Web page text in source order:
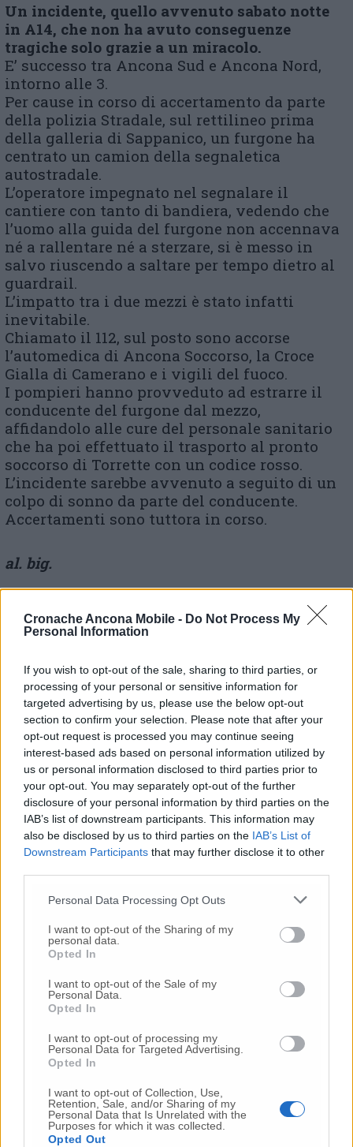
Cronache Ancona Mobile - Do Not Process My
Personal Information
If you wish to opt-out of the sale, sharing to third parties, or
processing of your personal or sensitive information for
targeted advertising by us, please use the below opt-out
section to confirm your selection. Please note that after your
opt-out request is processed you may continue seeing
interest-based ads based on personal information utilized by
us or personal information disclosed to third parties prior to
your opt-out. You may separately opt-out of the further
disclosure of your personal information by third parties on the
IAB’s list of downstream participants. This information may
also be disclosed by us to third parties on the IAB’s List of
Downstream Participants that may further disclose it to other
Personal Data Processing Opt Outs
I want to opt-out of the Sharing of my
personal data.
Opted In
I want to opt-out of the Sale of my
Personal Data.
Opted In
I want to opt-out of processing my
Personal Data for Targeted Advertising.
Opted In
I want to opt-out of Collection, Use,
Retention, Sale, and/or Sharing of my
Personal Data that Is Unrelated with the
Purposes for which it was collected.
Opted Out
Un incidente, quello avvenuto sabato notte
in A14, che non ha avuto conseguenze
tragiche solo grazie a un miracolo.
E’ successo tra Ancona Sud e Ancona Nord,
intorno alle 3.
Per cause in corso di accertamento da parte
della polizia Stradale, sul rettilineo prima
della galleria di Sappanico, un furgone ha
centrato un camion della segnaletica
autostradale.
L’operatore impegnato nel segnalare il
cantiere con tanto di bandiera, vedendo che
l’uomo alla guida del furgone non accennava
né a rallentare né a sterzare, si è messo in
salvo riuscendo a saltare per tempo dietro al
guardrail.
L’impatto tra i due mezzi è stato infatti
inevitabile.
Chiamato il 112, sul posto sono accorse
l’automedica di Ancona Soccorso, la Croce
Gialla di Camerano e i vigili del fuoco.
I pompieri hanno provveduto ad estrarre il
conducente del furgone dal mezzo,
affidandolo alle cure del personale sanitario
che ha poi effettuato il trasporto al pronto
soccorso di Torrette con un codice rosso.
L’incidente sarebbe avvenuto a seguito di un
colpo di sonno da parte del conducente.
Accertamenti sono tuttora in corso.
al. big.
© RIPRODUZIONE RISERVATA
Vai alla home
Commenti
Nessun commento presente
Commenta
Commenta l'articolo
Gli articoli più letti
-
orrore all’asilo, arrestate due educatrici
-Luigia Fortunato,
l’ennesimo femminicidio:
-Femminicidio a Loreto.Donna uccisa a
coltellate.Fermato il compagno: “L’ho ammazzata”
(Foto-Video)